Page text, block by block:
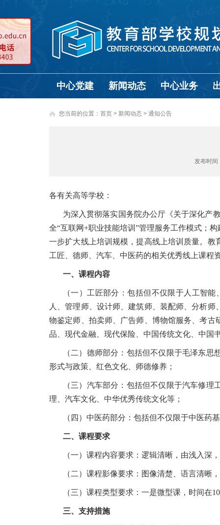
中心党建 新闻动态 中心业务
您当前的位置： 首页 > 新闻动态 > 通知公告
发布时
各有关高等学校：
为深入贯彻落实国务院办公厅《关于深化产
全“互联网+职业技能培训”管理服务工作模式；
一步扩大线上培训规模，提高线上培训质量。
工匠、德师、汽车、中医药的相关优秀线上课程
一、课程内容
（一）工匠部分：包括但不仅限于人工智
人、管理师、设计师、建筑师、装配师、分析
物鉴定师、拍卖师、广告师、博物馆服务、考
品、现代金融、现代保险、中国传统文化、中国
（二）德师部分：包括但不仅限于毛泽东
形式与政策、红色文化、师德修养；
（三）汽车部分：包括但不仅限于汽车修
理、汽车文化、中华优秀传统文化等；
（四）中医药部分：包括但不仅限于中医药
二、课程要求
（一）课程内容要求：逻辑清晰，由浅入深
（二）课程影像要求：图像清楚、语言清晰
（三）课程类型要求：一是微型课，时间在
三、支持措施